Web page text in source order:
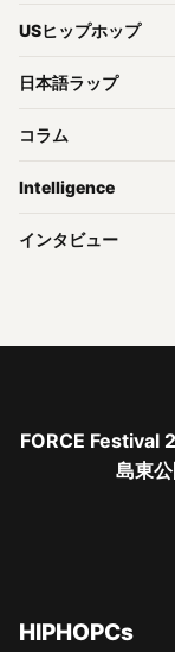
USヒップホップ
日本語ラップ
コラム
Intelligence
インタビュー
FORCE Festival
島東
HIPHOPCs